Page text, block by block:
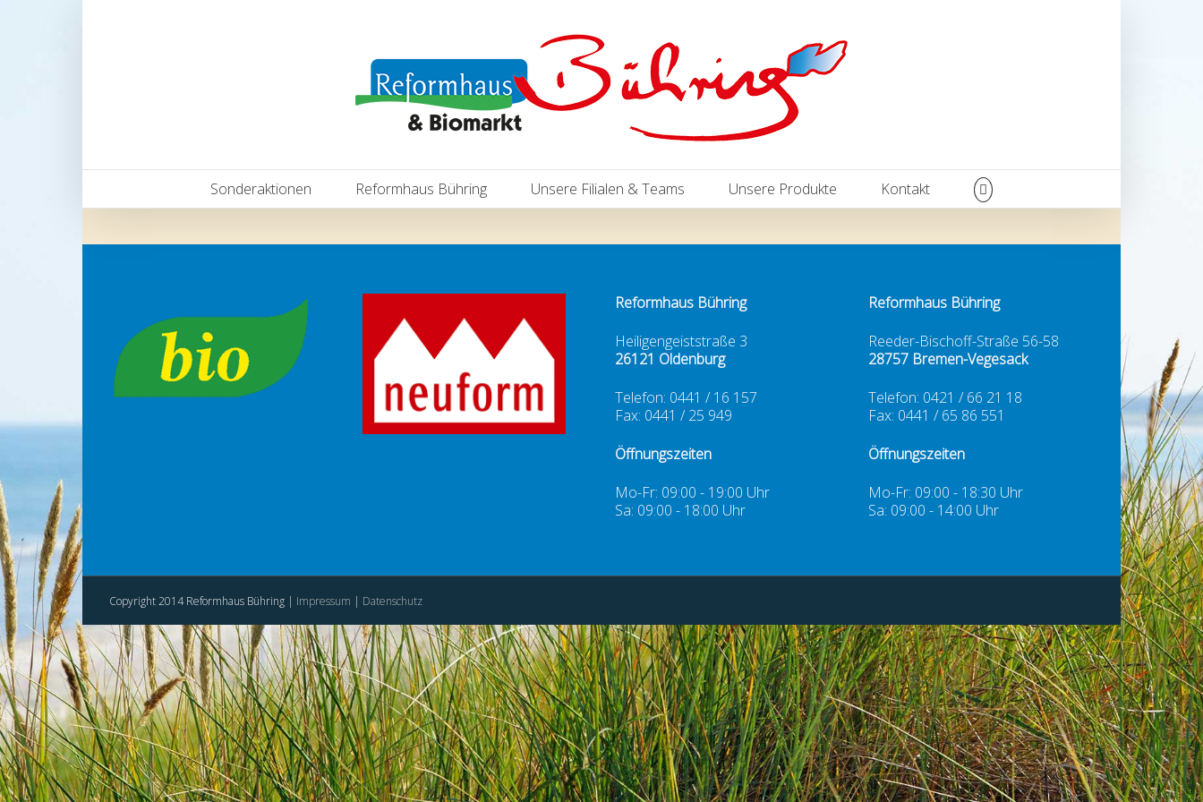
Sonderaktionen Reformhaus Bühring Unsere Filialen & Teams Unsere Produkte Kontakt
Reformhaus Bühring
Heiligengeiststraße 3
26121 Oldenburg
Telefon: 0441 / 16 157
Fax: 0441 / 25 949
Öffnungszeiten
Mo-Fr: 09:00 - 19:00 Uhr
Sa: 09:00 - 18:00 Uhr
Reformhaus Bühring
Reeder-Bischoff-Straße 56-58
28757 Bremen-Vegesack
Telefon: 0421 / 66 21 18
Fax: 0441 / 65 86 551
Öffnungszeiten
Mo-Fr: 09:00 - 18:30 Uhr
Sa: 09:00 - 14:00 Uhr
Copyright 2014 Reformhaus Bühring | Impressum | Datenschutz